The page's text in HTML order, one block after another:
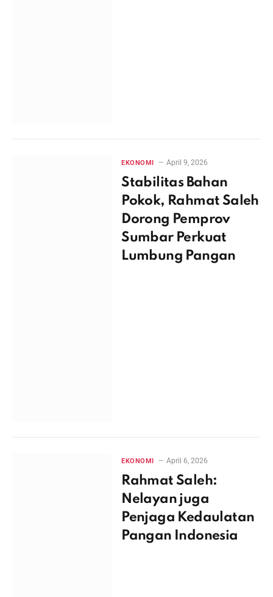
EKONOMI April 9, 2026
Stabilitas Bahan
Pokok, Rahmat Saleh
Dorong Pemprov
Sumbar Perkuat
Lumbung Pangan
EKONOMI April 6, 2026
Rahmat Saleh:
Nelayan juga
Penjaga Kedaulatan
Pangan Indonesia